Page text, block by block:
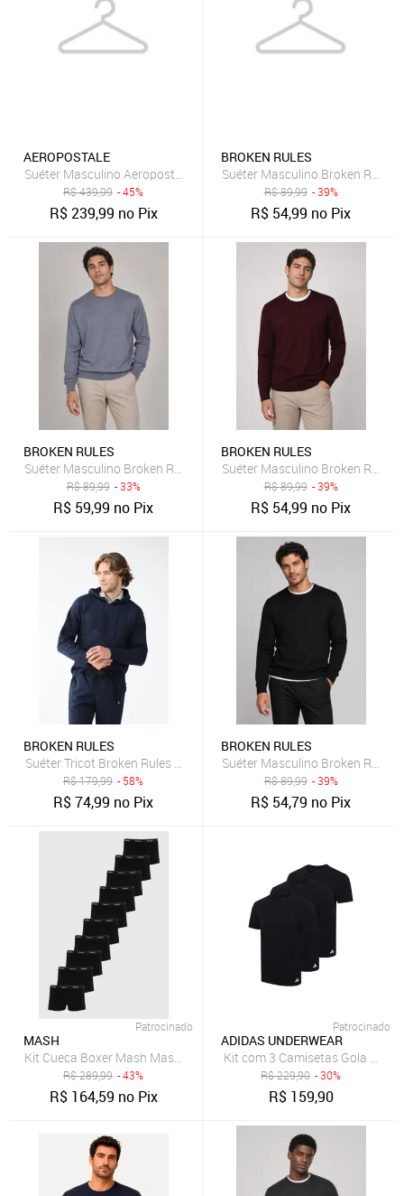
AEROPOSTALE
Suéter Masculino Aeropostale Logo Off White
R$439,99 - 45%
R$239,99 no Pix
BROKEN RULES
Suéter Masculino Broken Rules
R$89,99 - 39%
R$ 54,99 no Pix
BROKEN RULES
Suéter Masculino Broken Rules Gola Redonda Cinza
R$89,99 - 33%
R$ 59,99 no Pix
BROKEN RULES
Suéter Masculino Broken Rules
R$89,99 - 39%
R$ 54,99 no Pix
BROKEN RULES
Suéter Tricot Broken Rules Canguru Azul Marinho
R$179,99 - 58%
R$74,99 no Pix
BROKEN RULES
Suéter Masculino Broken Rules
R$89,99 - 39%
R$ 54,79 no Pix
Patrocinado
MASH
Kit Cueca Boxer Mash Masculina Cintura Elástica 10 Peças Preta
R$289,99 - 43%
R$ 164,59 no Pix
Patrocinado
ADIDAS UNDERWEAR
Kit com 3 Camisetas Gola
R$229,90 - 30%
R$ 159,90